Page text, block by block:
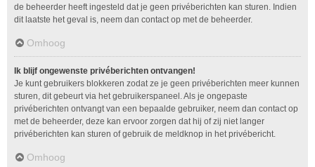
de beheerder heeft ingesteld dat je geen privéberichten kan sturen. Indien
dit laatste het geval is, neem dan contact op met de beheerder.
Omhoog
Ik blijf ongewenste privéberichten ontvangen!
Je kunt gebruikers blokkeren zodat ze je geen privéberichten meer kunnen
sturen, dit gebeurt via het gebruikerspaneel. Als je ongepaste
privéberichten ontvangt van een bepaalde gebruiker, neem dan contact op
met de beheerder, deze kan ervoor zorgen dat hij of zij niet langer
privéberichten kan sturen of gebruik de meldknop in het privébericht.
Omhoog